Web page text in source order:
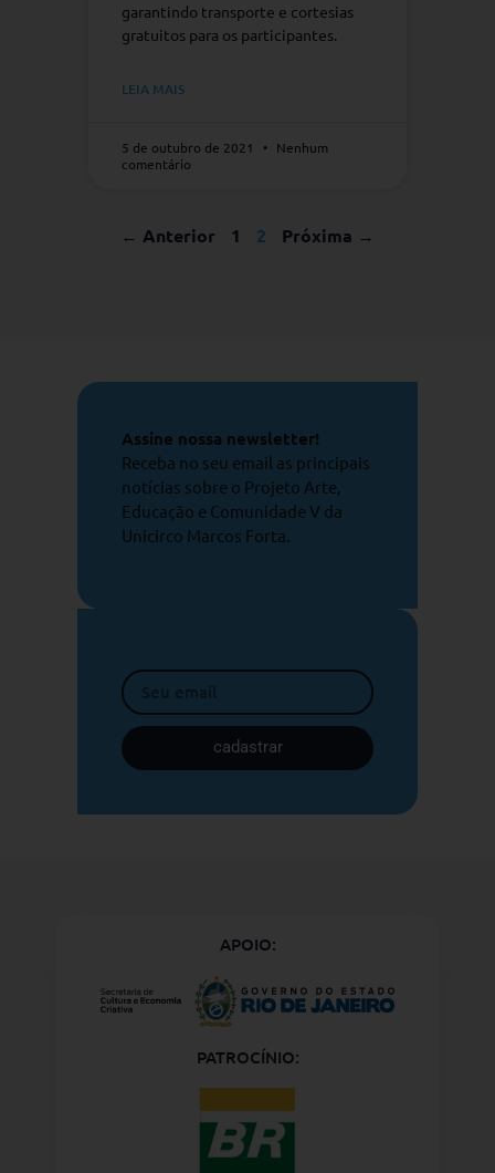
garantindo transporte e cortesias
gratuitos para os participantes.
LEIA MAIS
5 de outubro de 2021
Nenhum
comentário
← Anterior 1 2 Próxima →
Assine nossa newsletter!
Receba no seu email as principais
notícias sobre o Projeto Arte,
Educação e Comunidade V da
Unicirco Marcos Forta.
cadastrar
APOIO:
PATROCÍNIO: